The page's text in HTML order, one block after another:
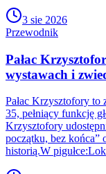
3 sie 2026
Przewodnik
Pałac
wystawach i
Pałac Krzysztofory
35, pełniący funkcję
Krzysztofory
początku, bez końca”
historią.W